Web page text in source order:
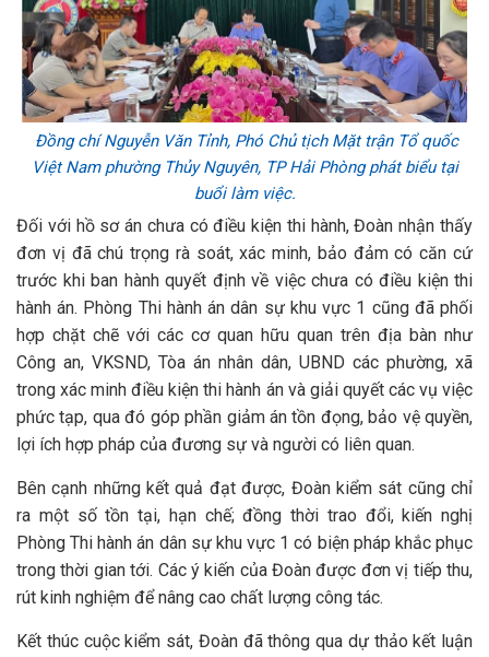
Đồng chí Nguyễn Văn Tỉnh, Phó Chủ tịch Mặt trận Tổ quốc
Việt Nam phường Thủy Nguyên, TP Hải Phòng phát biểu tại
buổi làm việc.
Đối với hồ sơ án chưa có điều kiện thi hành, Đoàn nhận thấy
đơn vị đã chú trọng rà soát, xác minh, bảo đảm có căn cứ
trước khi ban hành quyết định về việc chưa có điều kiện thi
hành án. Phòng Thi hành án dân sự khu vực 1 cũng đã phối
hợp chặt chẽ với các cơ quan hữu quan trên địa bàn như
Công an, VKSND, Tòa án nhân dân, UBND các phường, xã
trong xác minh điều kiện thi hành án và giải quyết các vụ việc
phức tạp, qua đó góp phần giảm án tồn đọng, bảo vệ quyền,
lợi ích hợp pháp của đương sự và người có liên quan.
Bên cạnh những kết quả đạt được, Đoàn kiểm sát cũng chỉ
ra một số tồn tại, hạn chế; đồng thời trao đổi, kiến nghị
Phòng Thi hành án dân sự khu vực 1 có biện pháp khắc phục
trong thời gian tới. Các ý kiến của Đoàn được đơn vị tiếp thu,
rút kinh nghiệm để nâng cao chất lượng công tác.
Kết thúc cuộc kiểm sát, Đoàn đã thông qua dự thảo kết luận